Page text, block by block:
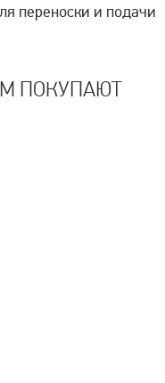
переноски и подачи
ПОКУПАЮТ